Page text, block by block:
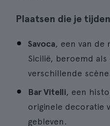
Plaatsen die je
Savoca, een van de
Sicilië, beroemd
verschillende
Bar Vitelli, een
originele decoratie
gebleven.